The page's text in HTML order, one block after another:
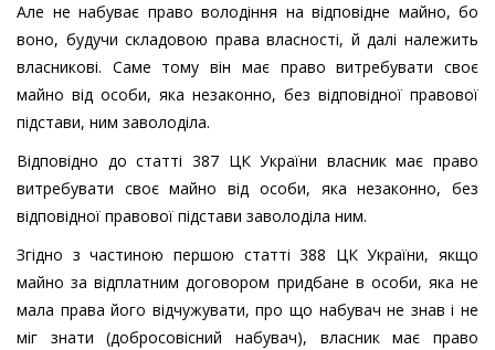
Але не набуває право володіння на відповідне майно, бо
воно, будучи складовою права власності, й далі належить
власникові. Саме тому він має право витребувати своє
майно від особи, яка незаконно, без відповідної правової
підстави, ним заволоділа.
Відповідно до статті 387 ЦК України власник має право
витребувати своє майно від особи, яка незаконно, без
відповідної правової підстави заволоділа ним.
Згідно з частиною першою статті 388 ЦК України, якщо
майно за відплатним договором придбане в особи, яка не
мала права його відчужувати, про що набувач не знав і не
міг знати (добросовісний набувач), власник має право